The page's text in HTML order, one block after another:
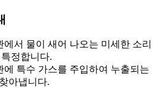
에서 물이 새어 나오는 미세한 소리
정합니다.
에 특수 가스를 주입하여 누출되는
아냅니다.